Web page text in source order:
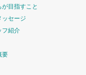
が目指すこと
ッセージ
フ紹介
要